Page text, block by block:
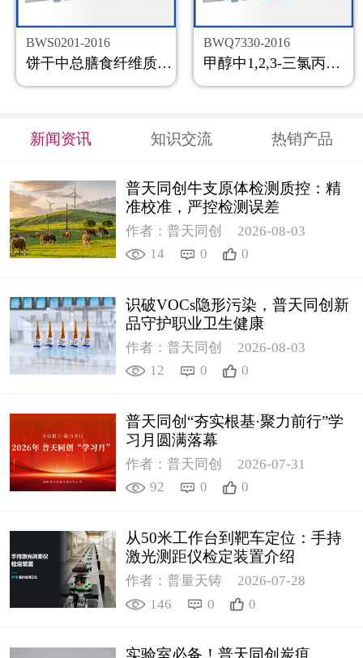
BWS0201-2016
饼干中总膳食纤维质控样品
BWQ7330-2016
甲醇中1,2,3-三氯丙烷溶液标准物质
新闻资讯 知识交流 热销产品
普天同创牛支原体检测质控：精
准校准，严控检测误差
作者：普天同创
2026-08-03
14
0 0
识破VOCs隐形污染，普天同创新
品守护职业卫生健康
作者：普天同创
2026-08-03
12
0 0
普天同创“夯实根基·聚力前行”学
习月圆满落幕
作者：普天同创
2026-07-31
92
0 0
从50米工作台到靶车定位：手持
激光测距仪检定装置介绍
作者：普量天铸
2026-07-28
146
0 0